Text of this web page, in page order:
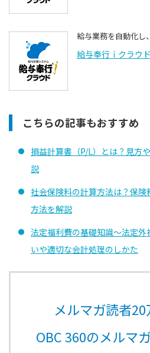
給与業務を自動化し
給与奉⾏ｉクラウド
こちらの記事もおすすめ
損益計算書（P/L）とは？見方
説
社会保険料の計算方法は？保
方法を解説
法定福利費の基礎知識〜法定
いや適切な会計処理のしかた
メルマガ読者20
OBC 360のメルマ